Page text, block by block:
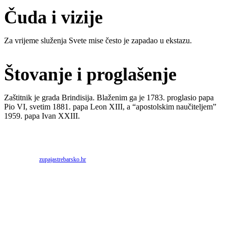
Čuda i vizije
Za vrijeme služenja Svete mise često je zapadao u ekstazu.
Štovanje i proglašenje
Zaštitnik je grada Brindisija. Blaženim ga je 1783. proglasio papa
Pio VI, svetim 1881. papa Leon XIII, a “apostolskim naučiteljem”
1959. papa Ivan XXIII.
Izvor:zupajastrebarsko.hr